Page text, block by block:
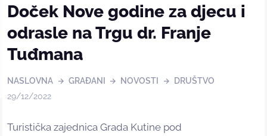
Doček Nove godine za djecu i
odrasle na Trgu dr. Franje
Tuđmana
NASLOVNA GRAĐANI NOVOSTI
DRUŠTVO
29/12/2022
Turistička zajednica Grada Kutine pod